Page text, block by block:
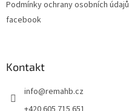
Podmínky ochrany osobních údajů
facebook
Kontakt
info@remahb.cz